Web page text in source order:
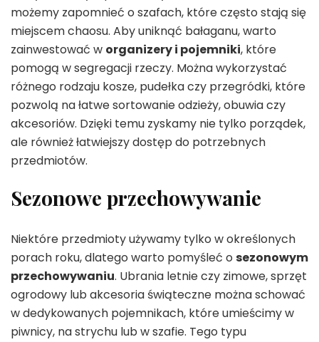
możemy zapomnieć o szafach, które często stają się
miejscem chaosu. Aby uniknąć bałaganu, warto
zainwestować w organizery i pojemniki, które
pomogą w segregacji rzeczy. Można wykorzystać
różnego rodzaju kosze, pudełka czy przegródki, które
pozwolą na łatwe sortowanie odzieży, obuwia czy
akcesoriów. Dzięki temu zyskamy nie tylko porządek,
ale również łatwiejszy dostęp do potrzebnych
przedmiotów.
Sezonowe przechowywanie
Niektóre przedmioty używamy tylko w określonych
porach roku, dlatego warto pomyśleć o sezonowym
przechowywaniu. Ubrania letnie czy zimowe, sprzęt
ogrodowy lub akcesoria świąteczne można schować
w dedykowanych pojemnikach, które umieścimy w
piwnicy, na strychu lub w szafie. Tego typu